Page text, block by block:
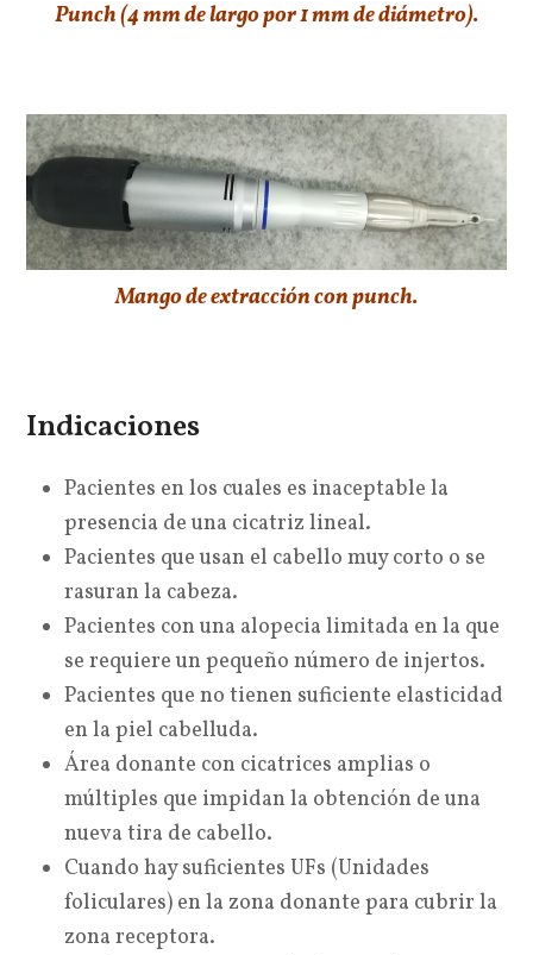
Punch (4 mm de largo por 1 mm de diámetro).
Mango de extracción con punch.
Indicaciones
Pacientes en los cuales es inaceptable la
presencia de una cicatriz lineal.
Pacientes que usan el cabello muy corto o se
rasuran la cabeza.
Pacientes con una alopecia limitada en la que
se requiere un pequeño número de injertos.
Pacientes que no tienen suficiente elasticidad
en la piel cabelluda.
Área donante con cicatrices amplias o
múltiples que impidan la obtención de una
nueva tira de cabello.
Cuando hay suficientes UFs (Unidades
foliculares) en la zona donante para cubrir la
zona receptora.